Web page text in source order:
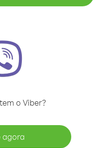
o Viber?
agora